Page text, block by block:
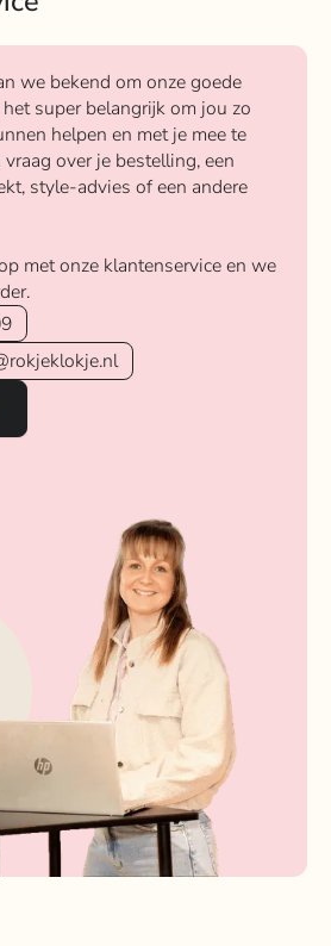
we bekend om onze goede
super belangrijk om jou zo
helpen en met je mee te
over je bestelling, een
style-advies of een andere
met onze klantenservice en we